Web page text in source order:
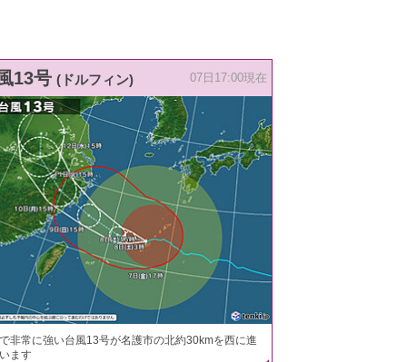
13号 (ドルフィン) 07日17:00現在
非常に強い台風13号が名護市の北約30kmを西に進
ます